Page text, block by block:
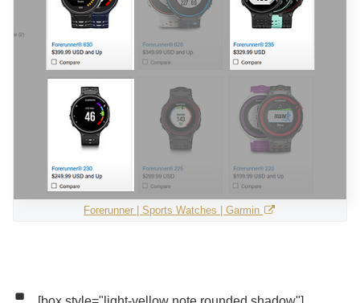
Forerunner | Sports Watches | Garmin